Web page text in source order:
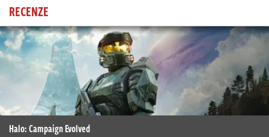
RECENZE
Halo: Campaign Evolved